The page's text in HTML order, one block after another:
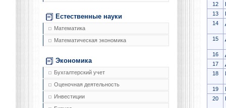
Естественные науки
Математика
Математическая экономика
Экономика
Бухгалтерский учет
Оценочная деятельность
Инвестиции
12
13
14
15
16
17
18
19
20